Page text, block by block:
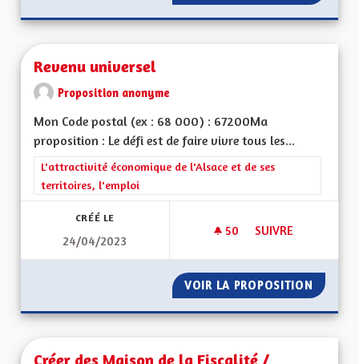
Revenu universel
Proposition anonyme
Mon Code postal (ex : 68 000) : 67200Ma
proposition : Le défi est de faire vivre tous les...
Filtrer les résultats de la catégorie : L'attractivité
L'attractivité économique de l'Alsace et de ses
territoires, l'emploi
CRÉÉ LE
24/04/2023
50 50 ABONNÉS
SUIVRE
VOIR LA PROPOSITION
Créer des Maison de la Fiscalité /